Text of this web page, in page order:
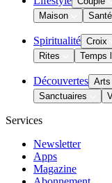
Maison
Santé
Spiritualité Croix
Rites
Temps
Découvertes Arts
Sanctuaires
Services
Newsletter
Apps
Magazine